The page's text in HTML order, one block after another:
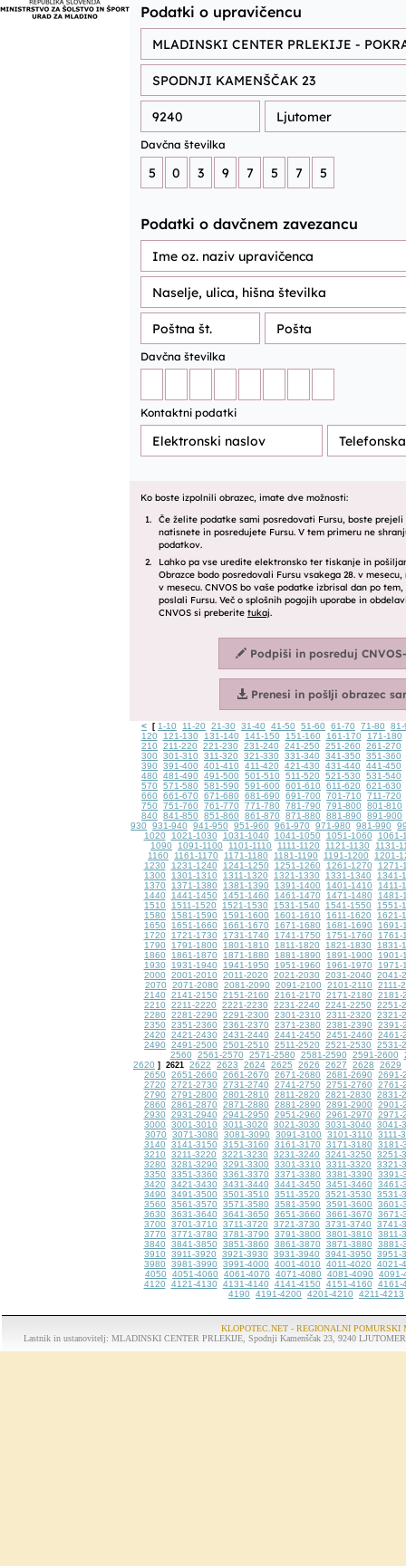
< [ 1-10 11-20 21-30 31-40 41-50 51-60 61-70 71-80
81-
120
121-130 131-140 141-150 151-160 161-170
171-180
210
211-220 221-230 231-240 241-250 251-260
261-270
300
301-310 311-320 321-330 331-340 341-350
351-360
390
391-400 401-410 411-420 421-430 431-440
441-450
480
481-490 491-500 501-510 511-520 521-530
531-540
570
571-580 581-590 591-600 601-610 611-620
621-630
660
661-670 671-680 681-690 691-700 701-710
711-720
750
751-760 761-770 771-780 781-790 791-800
801-810
840
841-850 851-860 861-870 871-880 881-890
891-900
930
931-940 941-950 951-960 961-970 971-980 981-990
1020
1021-1030 1031-1040 1041-1050 1051-1060
1061-
1090
1091-1100 1101-1110 1111-1120 1121-1130
1131-
1160
1161-1170 1171-1180 1181-1190 1191-1200
1201-
1230
1231-1240 1241-1250 1251-1260 1261-1270
1271-
1300
1301-1310 1311-1320 1321-1330 1331-1340
1341-
1370
1371-1380 1381-1390 1391-1400 1401-1410
1411-
1440
1441-1450 1451-1460 1461-1470 1471-1480
1481-
1510
1511-1520 1521-1530 1531-1540 1541-1550
1551-
1580
1581-1590 1591-1600 1601-1610 1611-1620
1621-
1650
1651-1660 1661-1670 1671-1680 1681-1690
1691-
1720
1721-1730 1731-1740 1741-1750 1751-1760
1761-
1790
1791-1800 1801-1810 1811-1820 1821-1830
1831-
1860
1861-1870 1871-1880 1881-1890 1891-1900
1901-
1930
1931-1940 1941-1950 1951-1960 1961-1970
1971-
2000
2001-2010 2011-2020 2021-2030 2031-2040
2041-
2070
2071-2080 2081-2090 2091-2100 2101-2110
2111-
2140
2141-2150 2151-2160 2161-2170 2171-2180
2181-
2210
2211-2220 2221-2230 2231-2240 2241-2250
2251-
2280
2281-2290 2291-2300 2301-2310 2311-2320
2321-
2350
2351-2360 2361-2370 2371-2380 2381-2390
2391-
2420
2421-2430 2431-2440 2441-2450 2451-2460
2461-
2490
2491-2500 2501-2510 2511-2520 2521-2530
2531-
2560
2561-2570 2571-2580 2581-2590 2591-2600
2620 ] 2621 2622 2623 2624 2625 2626 2627 2628
2629
2650
2651-2660 2661-2670 2671-2680 2681-2690
2691-
2720
2721-2730 2731-2740 2741-2750 2751-2760
2761-
2790
2791-2800 2801-2810 2811-2820 2821-2830
2831-
2860
2861-2870 2871-2880 2881-2890 2891-2900
2901-
2930
2931-2940 2941-2950 2951-2960 2961-2970
2971-
3000
3001-3010 3011-3020 3021-3030 3031-3040
3041-
3070
3071-3080 3081-3090 3091-3100 3101-3110
3111-
3140
3141-3150 3151-3160 3161-3170 3171-3180
3181-
3210
3211-3220 3221-3230 3231-3240 3241-3250
3251-
3280
3281-3290 3291-3300 3301-3310 3311-3320
3321-
3350
3351-3360 3361-3370 3371-3380 3381-3390
3391-
3420
3421-3430 3431-3440 3441-3450 3451-3460
3461-
3490
3491-3500 3501-3510 3511-3520 3521-3530
3531-
3560
3561-3570 3571-3580 3581-3590 3591-3600
3601-
3630
3631-3640 3641-3650 3651-3660 3661-3670
3671-
3700
3701-3710 3711-3720 3721-3730 3731-3740
3741-
3770
3771-3780 3781-3790 3791-3800 3801-3810
3811-
3840
3841-3850 3851-3860 3861-3870 3871-3880
3881-
3910
3911-3920 3921-3930 3931-3940 3941-3950
3951-
3980
3981-3990 3991-4000 4001-4010 4011-4020
4021-
4050
4051-4060 4061-4070 4071-4080 4081-4090
4091-
4120
4121-4130 4131-4140 4141-4150 4151-4160
4161-
4190
4191-4200 4201-4210 4211-4213
KLOPOTEC.NET - REGIONALNI POMURSKI
Lastnik in ustanovitelj: MLADINSKI CENTER PRLEKIJE, Spodnji Kamenščak 23, 9240